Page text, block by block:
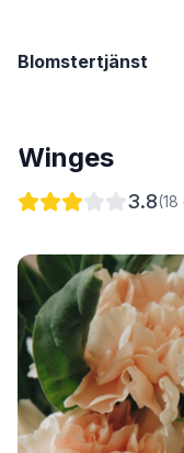
Blomstertjänst
Winges
3.8(18